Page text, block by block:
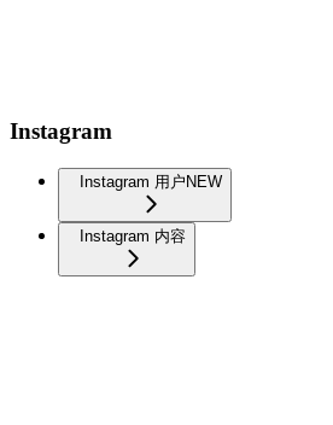
Instagram
Instagram 用户NEW
Instagram 内容